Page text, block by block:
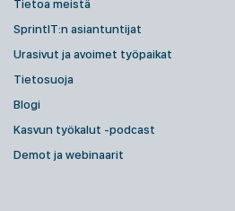
Tietoa meistä
SprintIT:n asiantuntijat
Urasivut ja avoimet työpaikat
Tietosuoja
Blogi
Kasvun työkalut -podcast
Demot ja webinaarit